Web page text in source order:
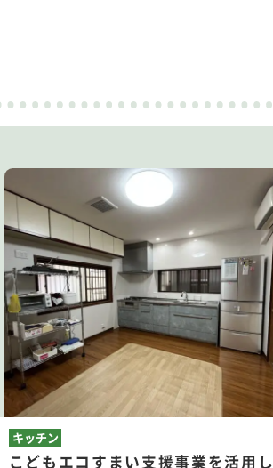
キッチン
こどもエコすまい支援事業を活用し